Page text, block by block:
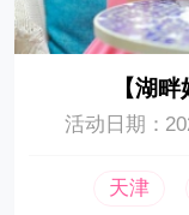
【湖
活动日期：
天津